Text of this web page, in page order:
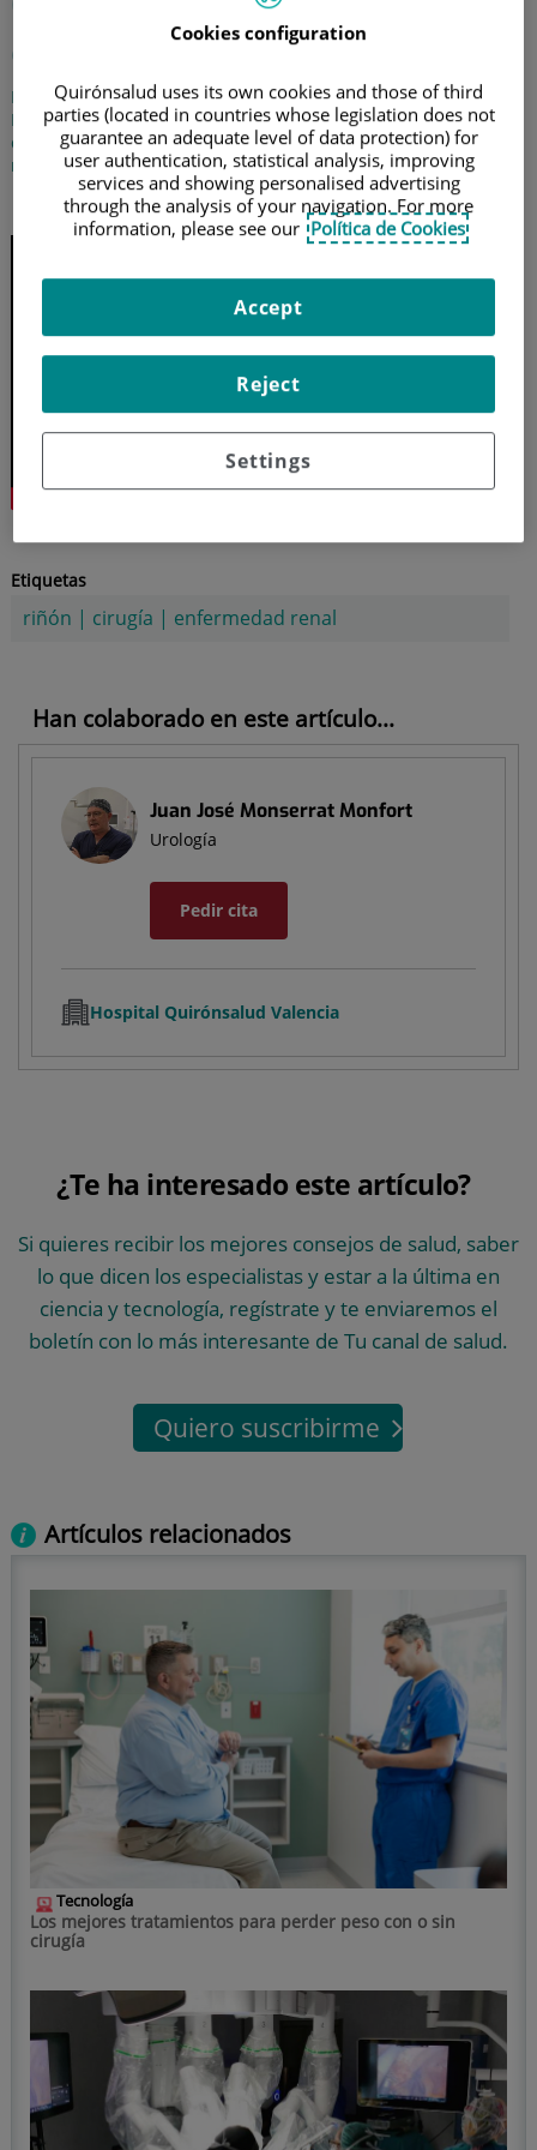
conservadora del riñón
El doctor Juan José Monserrat, jefe del Servicio de Urología del
Hospital Quirónsalud Valencia, nos indica cómo se realiza la
cirugía conservadora del riñón, paso a paso, y cuándo se
recomienda
15 de abril de 2024
Etiquetas
riñón | cirugía | enfermedad renal
Han colaborado en este artículo...
Juan José Monserrat Monfort
Urología
Pedir cita
Hospital Quirónsalud Valencia
¿Te ha interesado este artículo?
Si quieres recibir los mejores consejos de salud, saber
lo que dicen los especialistas y estar a la última en
ciencia y tecnología, regístrate y te enviaremos el
boletín con lo más interesante de Tu canal de salud.
Quiero suscribirme
Artículos relacionados
Tecnología
Los mejores tratamientos para perder peso con o sin
cirugía
Cookies configuration
Quirónsalud uses its own cookies and those of third
parties (located in countries whose legislation does not
guarantee an adequate level of data protection) for
user authentication, statistical analysis, improving
services and showing personalised advertising
through the analysis of your navigation. For more
information, please see our Política de Cookies
Settings
Reject
Accept